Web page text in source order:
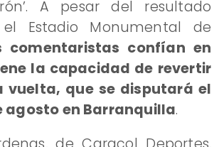
A pesar del resultado
Estadio Monumental de
comentaristas confían en
la capacidad de revertir
vuelta, que se disputará el
agosto en Barranquilla.